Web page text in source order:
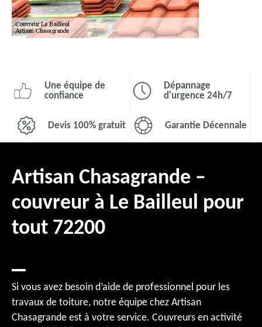
Une équipe de
confiance
Dépannage
d'urgence 24h/7
Devis 100% gratuit Garantie Décennale
Artisan Chasagrande –
couvreur à Le Bailleul pour
tout 72200
Si vous avez besoin d’aide de professionnel pour les
travaux de toiture, notre équipe chez Artisan
Chasagrande est à votre service. Couvreurs en activité